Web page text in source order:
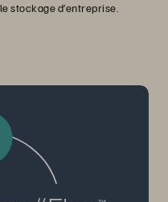
stockage d’entreprise.